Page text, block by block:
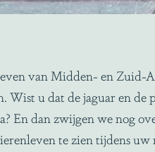
van Midden- en
Wist u dat de jaguar en
En dan zwijgen we nog
te zien tijdens